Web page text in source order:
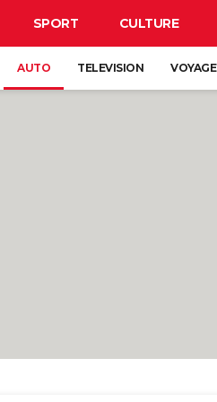
SPORT CULTURE
AUTO TELEVISION VOYAGE